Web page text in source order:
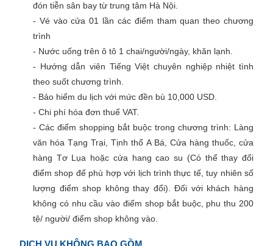
đón tiễn sân bay từ trung tâm Hà Nội.
- Vé vào cửa 01 lần các điểm tham quan theo chương
trình
- Nước uống trên ô tô 1 chai/người/ngày, khăn lạnh.
- Hướng dẫn viên Tiếng Việt chuyên nghiệp nhiệt tình
theo suốt chương trình.
- Bảo hiểm du lịch với mức đền bù 10,000 USD.
- Chi phí hóa đơn thuế VAT.
- Các điểm shopping bắt buộc trong chương trình: Làng
văn hóa Tạng Trại, Tịnh thổ A Bá, Cửa hàng thuốc, cửa
hàng Tơ Lụa hoặc cửa hang cao su (Có thể thay đổi
điểm shop để phù hợp với lịch trình thực tế, tuy nhiên số
lượng điểm shop không thay đổi). Đối với khách hàng
không có nhu cầu vào điểm shop bắt buộc, phu thu 200
tệ/ người/ điểm shop không vào.
DỊCH VỤ KHÔNG BAO GỒM